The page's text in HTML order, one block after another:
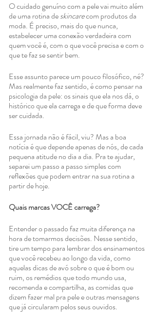
O cuidado genuíno com a pele vai muito além
de uma rotina de skincare com produtos da
moda. É preciso, mais do que nunca,
estabelecer uma conexão verdadeira com
quem você é, com o que você precisa e com o
que te faz se sentir bem.
Esse assunto parece um pouco filosófico, né?
Mas realmente faz sentido, é como pensar na
psicologia da pele: os sinais que ela nos dá, o
histórico que ela carrega e de que forma deve
ser cuidada.
Essa jornada não é fácil, viu? Mas a boa
notícia é que depende apenas de nós, de cada
pequena atitude no dia a dia. Pra te ajudar,
separei um passo a passo simples com
reflexões que podem entrar na sua rotina a
partir de hoje.
Quais marcas VOCÊ carrega?
Entender o passado faz muita diferença na
hora de tomarmos decisões. Nesse sentido,
tire um tempo para lembrar dos ensinamentos
que você recebeu ao longo da vida, como
aquelas dicas de avó sobre o que é bom ou
ruim, os remédios que todo mundo usa,
recomenda e compartilha, as comidas que
dizem fazer mal pra pele e outras mensagens
que já circularam pelos seus ouvidos.